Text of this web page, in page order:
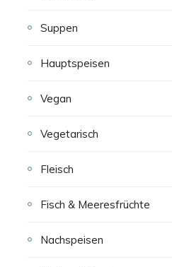
Suppen
Hauptspeisen
Vegan
Vegetarisch
Fleisch
Fisch & Meeresfrüchte
Nachspeisen